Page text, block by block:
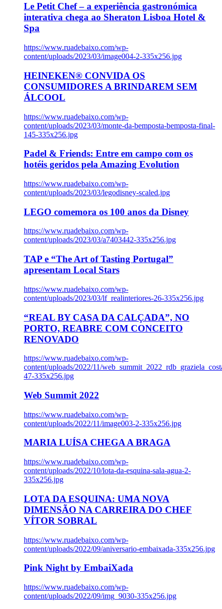
Le Petit Chef – a experiência gastronómica
interativa chega ao Sheraton Lisboa Hotel &
Spa
https://www.ruadebaixo.com/wp-
content/uploads/2023/03/image004-2-335x256.jpg
HEINEKEN® CONVIDA OS
CONSUMIDORES A BRINDAREM SEM
ÁLCOOL
https://www.ruadebaixo.com/wp-
content/uploads/2023/03/monte-da-bemposta-bemposta-final-
145-335x256.jpg
Padel & Friends: Entre em campo com os
hotéis geridos pela Amazing Evolution
https://www.ruadebaixo.com/wp-
content/uploads/2023/03/legodisney-scaled.jpg
LEGO comemora os 100 anos da Disney
https://www.ruadebaixo.com/wp-
content/uploads/2023/03/a7403442-335x256.jpg
TAP e “The Art of Tasting Portugal”
apresentam Local Stars
https://www.ruadebaixo.com/wp-
content/uploads/2023/03/lf_realinteriores-26-335x256.jpg
“REAL BY CASA DA CALÇADA”, NO
PORTO, REABRE COM CONCEITO
RENOVADO
https://www.ruadebaixo.com/wp-
content/uploads/2022/11/
47-335x256.jpg
Web Summit 2022
https://www.ruadebaixo.com/wp-
content/uploads/2022/11/image003-2-335x256.jpg
MARIA LUÍSA CHEGA A BRAGA
https://www.ruadebaixo.com/wp-
content/uploads/2022/10/lota-da-esquina-sala-agua-2-
335x256.jpg
LOTA DA ESQUINA: UMA NOVA
DIMENSÃO NA CARREIRA DO CHEF
VÍTOR SOBRAL
https://www.ruadebaixo.com/wp-
content/uploads/2022/09/aniversario-embaixada-335x256.jpg
Pink Night by EmbaiXada
https://www.ruadebaixo.com/wp-
content/uploads/2022/09/img_9030-335x256.jpg